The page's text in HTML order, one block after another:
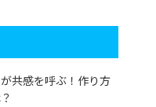
共感を呼ぶ！作り方